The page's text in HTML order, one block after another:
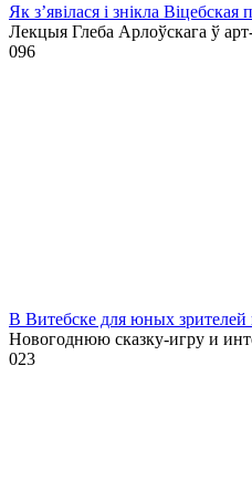
Як з’явілася і знікла
Лекцыя Глеба Арлоўскага ў
096
В Витебске для юных
Новогоднюю сказку-игру и
023